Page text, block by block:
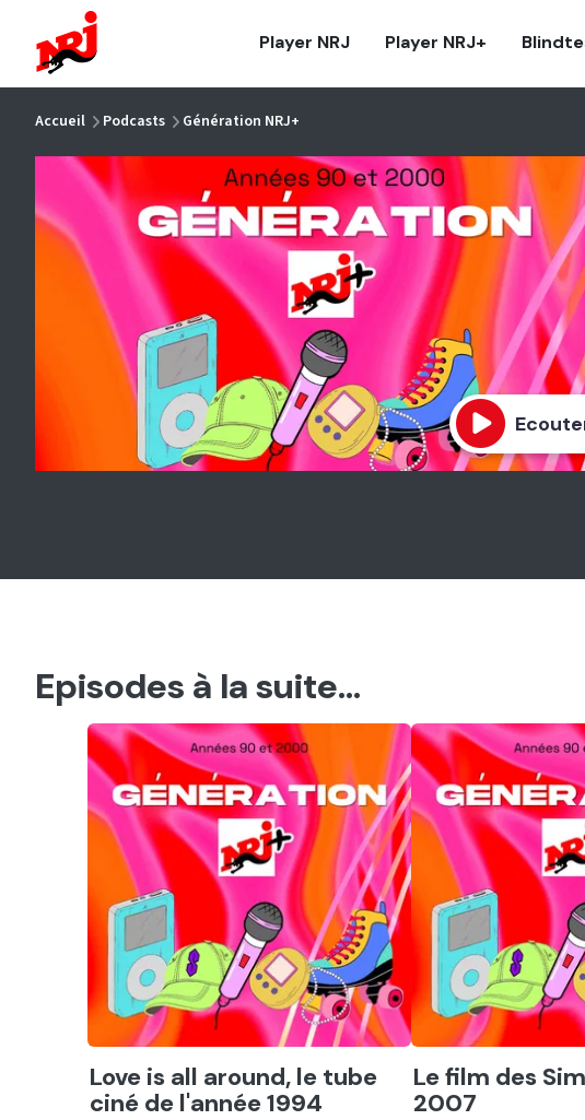
Player NRJ Player NRJ+
Accueil Podcasts Génération NRJ+
Episodes à la suite...
Ecouter
Love is all around, le tube
ciné de l'année 1994
Ecouter
Le film des
2007